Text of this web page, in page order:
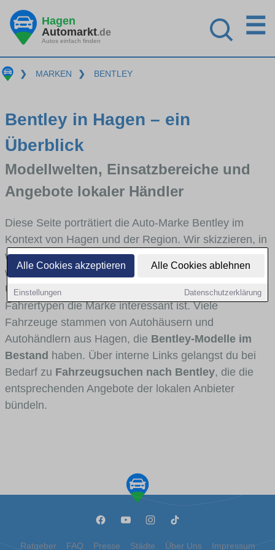
Alle Cookies akzeptieren Alle Cookies ablehnen
Einstellungen Datenschutzerklärung
Hagen
Automarkt.de
Autos einfach finden
☰
❯ MARKEN ❯ BENTLEY
Bentley in Hagen – ein
Überblick
Modellwelten, Einsatzbereiche und
Angebote lokaler Händler
Diese Seite porträtiert die Auto-Marke Bentley im
Kontext von Hagen und der Region. Wir skizzieren, in
welchen Fahrzeugklassen Bentley stark vertreten ist,
welche Modellreihen häufig im Stadt- und
Umlandverkehr zu sehen sind und für welche
Fahrertypen die Marke interessant ist. Viele
Fahrzeuge stammen von Autohäusern und
Autohändlern aus Hagen, die Bentley-Modelle im
Bestand haben. Über interne Links gelangst du bei
Bedarf zu Fahrzeugsuchen nach Bentley, die die
entsprechenden Angebote der lokalen Anbieter
bündeln.
Ratgeber FAQ Presse Städte Über Uns Impressum